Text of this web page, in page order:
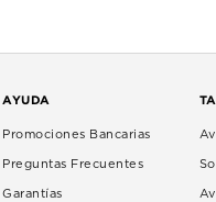
AYUDA
Promociones Bancarias
Preguntas Frecuentes
Garantías